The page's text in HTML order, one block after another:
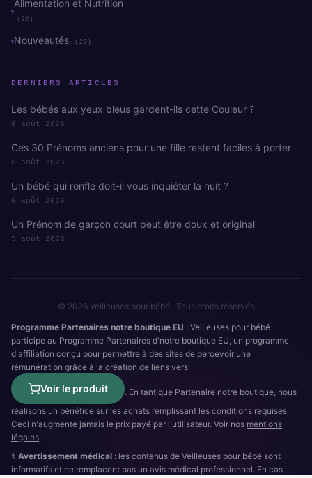
Alimentation et Nutrition
(20)
Nouveautés (29)
DERNIERS ARTICLES
Les bébés aux yeux bleus gardent-ils cette Couleur ?
6 août 2026
Ces 30 Prénoms anciens pour une fille restent faciles à porter
6 août 2026
Un bébé qui ronfle doit-il vous inquiéter la nuit ?
6 août 2026
Un Prénom de garçon court peut être doux et original
5 août 2026
© 2026 Veilleuses pour bébé · Tous droits réservés
Programme Partenaires notre boutique EU : Veilleuses pour bébé
participe au Programme Partenaires d'notre boutique EU, un programme
d'affiliation conçu pour permettre à des sites de percevoir une
rémunération grâce à la création de liens vers
Voir le produit
. En tant que Partenaire notre boutique, nous
réalisons un bénéfice sur les achats remplissant les conditions requises.
Ceci n'augmente jamais le prix payé par l'utilisateur. Voir nos mentions
légales.
⚕️ Avertissement médical : les contenus de Veilleuses pour bébé sont
informatifs et ne remplacent pas un avis médical professionnel. En cas